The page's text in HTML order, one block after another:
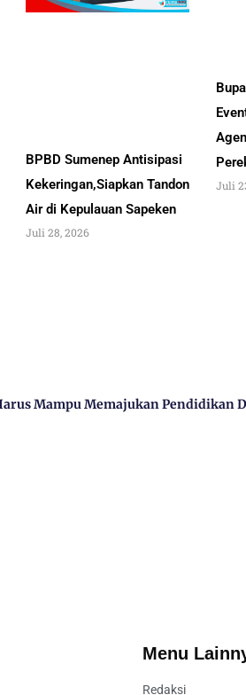
BPBD Sumenep Antisipasi
Kekeringan,Siapkan Tandon
Air di Kepulauan Sapeken
Juli 28, 2026
Juli
Menu
Redaksi